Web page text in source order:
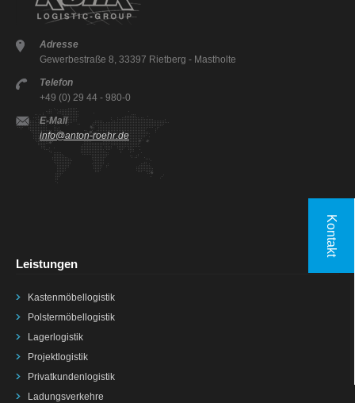
Adresse
Gewerbestraße 8, 33397 Rietberg - Mastholte
Telefon
+49 (0) 29 44 - 980-0
E-Mail
info@anton-roehr.de
Leistungen
Kastenmöbellogistik
Polstermöbellogistik
Lagerlogistik
Projektlogistik
Privatkundenlogistik
Ladungsverkehre
Kontakt